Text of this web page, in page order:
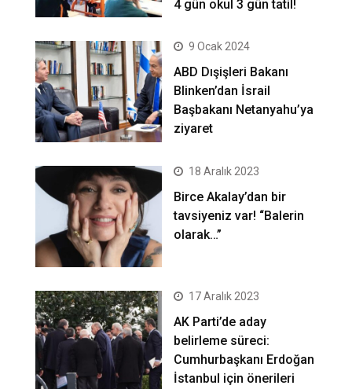
4 gün okul 3 gün tatil!
9 Ocak 2024
ABD Dışişleri Bakanı
Blinken’dan İsrail
Başbakanı Netanyahu’ya
ziyaret
18 Aralık 2023
Birce Akalay’dan bir
tavsiyeniz var! “Balerin
olarak…”
17 Aralık 2023
AK Parti’de aday
belirleme süreci:
Cumhurbaşkanı Erdoğan
İstanbul için önerileri